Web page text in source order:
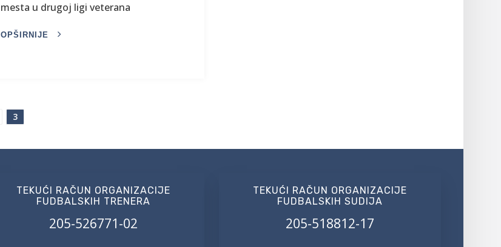
mesta u drugoj ligi veterana
OPŠIRNIJE
3
TEKUĆI RAČUN ORGANIZACIJE
FUDBALSKIH TRENERA
205-526771-02
TEKUĆI RAČUN ORGANIZACIJE
FUDBALSKIH SUDIJA
205-518812-17